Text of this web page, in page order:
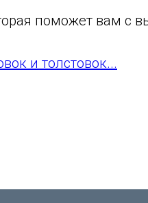
поможет вам с
и толстовок...